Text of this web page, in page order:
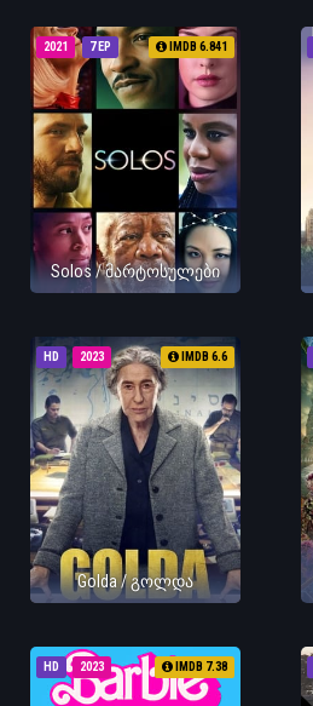
7 EP
2021 IMDB 6.841
Solos / მარტოსულები
HD 2023 IMDB 6.6
Golda / გოლდა
HD 2023 IMDB 7.38